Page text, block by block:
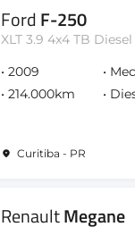
FordF-250
XLT 3.9 4x4 TB Diesel
2009
214.000km
Curitiba - PR
RenaultMegane